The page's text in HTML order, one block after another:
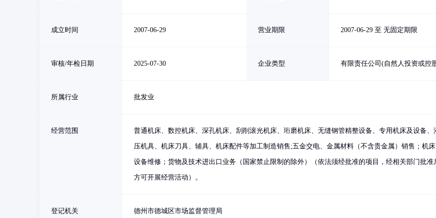
成立时间 2007-06-29 营业期限 2007-06-29 至 无固定期限
审核/年检日期 2025-07-30 企业类型 有限责任公司(自然人投资或控
所属行业 批发业
经营范围 普通机床、数控机床、深孔机床、刮削滚光机床、珩磨机床、无缝钢管精整设备、专用机床及设备、
压机具、机床刀具、辅具、机床配件等加工制造销售;五金交电、金属材料（不含贵金属）销售；机床
设备维修；货物及技术进出口业务（国家禁止限制的除外）（依法须经批准的项目，经相关部门批准
方可开展经营活动）。
登记机关 德州市德城区市场监督管理局